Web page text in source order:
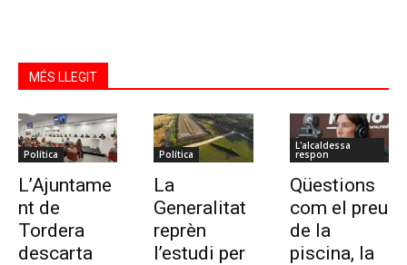
MÉS LLEGIT
Política
L’Ajuntame
nt de
Tordera
descarta
Política
La
Generalitat
reprèn
l’estudi per
L'alcaldessa
respon
Qüestions
com el preu
de la
piscina, la